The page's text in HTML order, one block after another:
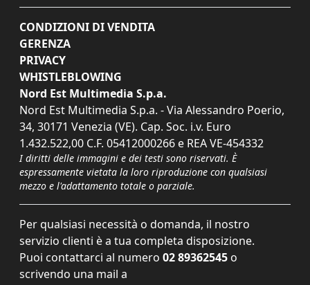
CONDIZIONI DI VENDITA
GERENZA
PRIVACY
WHISTLEBLOWING
Nord Est Multimedia S.p.a.
Nord Est Multimedia S.p.a. - Via Alessandro Poerio,
34, 30171 Venezia (VE). Cap. Soc. i.v. Euro
1.432.522,00 C.F. 05412000266 e REA VE-454332
I diritti delle immagini e dei testi sono riservati. È
espressamente vietata la loro riproduzione con qualsiasi
mezzo e l'adattamento totale o parziale.
Per qualsiasi necessità o domanda, il nostro
servizio clienti è a tua completa disposizione.
Puoi contattarci al numero 02 89362545 o
scrivendo una mail a